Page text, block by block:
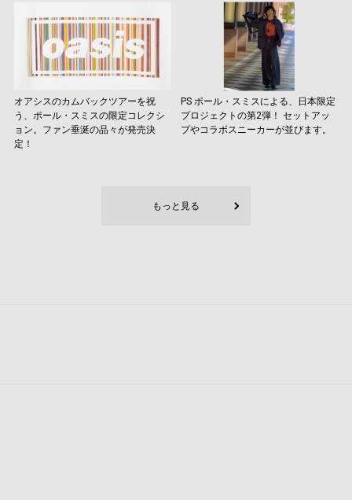
オアシスのカムバックツアーを祝
う、ポール・スミスの限定コレクシ
ョン。ファン垂涎の品々が発売決
定！
PS ポール・スミスによる、日本限定
プロジェクトの第2弾！ セットアッ
プやコラボスニーカーが並びます。
もっと見る